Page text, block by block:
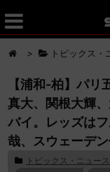
> トピックス・
【浦和-柏】パ
真大、関根大輝
バイ。レッズは
哉、スウェーデ
トピックス・ニュース